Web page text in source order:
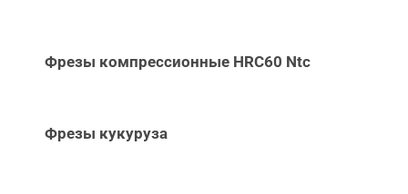
Фрезы компрессионные HRC60 Ntc
Фрезы кукуруза